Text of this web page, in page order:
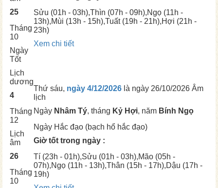
25
Tháng
10
Ngày
Tốt
Sửu (01h - 03h),Thìn (07h - 09h),Ngọ (11h -
13h),Mùi (13h - 15h),Tuất(19h - 21h),Hợi (21h -
23h)
Xem chi tiết
Lịch
dương
4
Tháng
12
Lịch
âm
26
Tháng
10
Thứ sáu, ngày 4/12/2026 là ngày 26/10/2026 Âm
lịch
Ngày Nhâm Tý, tháng Kỷ Hợi, năm Bính Ngọ
Ngày Hắc đạo (bạch hổ hắc đạo)
Giờ tốt trong ngày :
Tí (23h - 01h),Sửu (01h - 03h),Mão (05h -
07h),Ngọ (11h - 13h),Thân (15h - 17h),Dậu (17h -
19h)